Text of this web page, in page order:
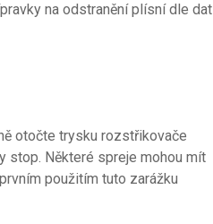
na odstranění plísní dle dat
otočte trysku rozstřikovače
stop. Některé spreje mohou mít
použitím tuto zarážku